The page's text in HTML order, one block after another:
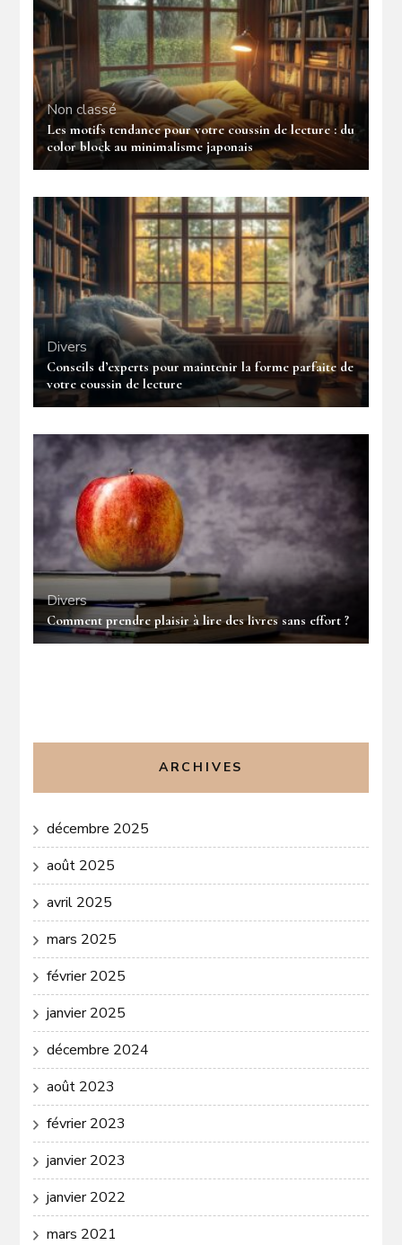
Non classé
Les motifs tendance pour votre coussin de lecture : du
color block au minimalisme japonais
Divers
Conseils d’experts pour maintenir la forme parfaite de
votre coussin de lecture
Divers
Comment prendre plaisir à lire des livres sans effort ?
ARCHIVES
décembre 2025
août 2025
avril 2025
mars 2025
février 2025
janvier 2025
décembre 2024
août 2023
février 2023
janvier 2023
janvier 2022
mars 2021